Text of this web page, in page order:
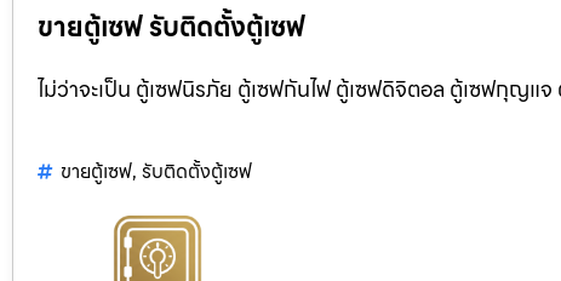
ขายตู้เซฟ รับติดตั้งตู้เซฟ
ไม่ว่าจะเป็น ตู้เซฟนิรภัย ตู้เซฟกันไฟ ตู้เซฟดิจิตอล ตู้เซฟกุญแ
ขายตู้เซฟ, รับติดตั้งตู้เซฟ